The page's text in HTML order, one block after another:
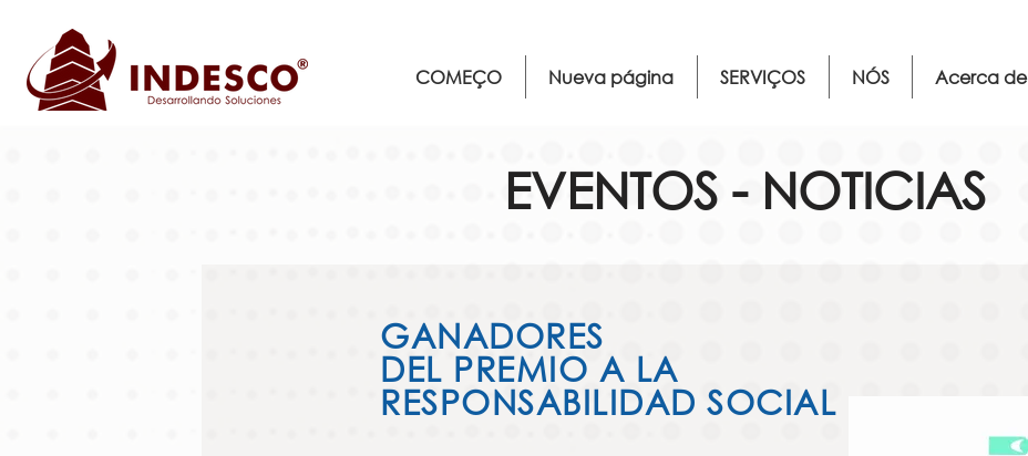
COMEÇO Nueva página SERVIÇOS NÓS Acerca de
EVENTOS - NOTICIAS
GANADORES
DEL PREMIO A LA
RESPONSABILIDAD SOCIAL